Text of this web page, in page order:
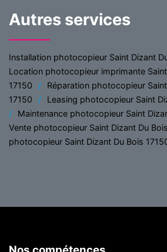
Autres services
Installation photocopieur Saint Dizant
Location photocopieur imprimante
17150
Réparation photocopieur
17150
Leasing photocopieur Saint
Maintenance photocopieur Saint
Vente photocopieur Saint Dizant Du
photocopieur Saint Dizant Du Bois